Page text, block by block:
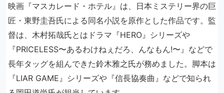
映画『マスカレード・ホテル』は、日本ミステリー界の巨
匠・東野圭吾氏による同名小説を原作とした作品です。監
督は、木村拓哉氏とはドラマ『HERO』シリーズや
『PRICELESS〜あるわけねぇだろ、んなもん!〜』などで
長年タッグを組んできた鈴木雅之氏が務めました。脚本は
『LIAR GAME』シリーズや『信長協奏曲』などで知られ